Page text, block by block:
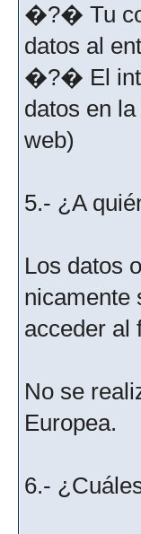
�?� Tu
datos al
�?� El
datos en
web)
5.- ¿A
Los datos
nicamente
acceder al
No se
Europea.
6.-